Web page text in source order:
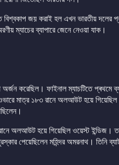
জয় করাই হল এখন ভারতীয় দলের
ম্যাচের ব্যাপারে জেনে নেওয়া যাক।
করেছিল। ফাইনাল ম্যাচটিতে প্ৰথমে
মাত্র ১৮৩ রানে অলআউট হয়ে
অলআউট হয়ে গিয়েছিল ওয়েস্ট ইন্ডিজ।
পেয়েছিলেন মহিন্দর অমরনাথ। তিনি